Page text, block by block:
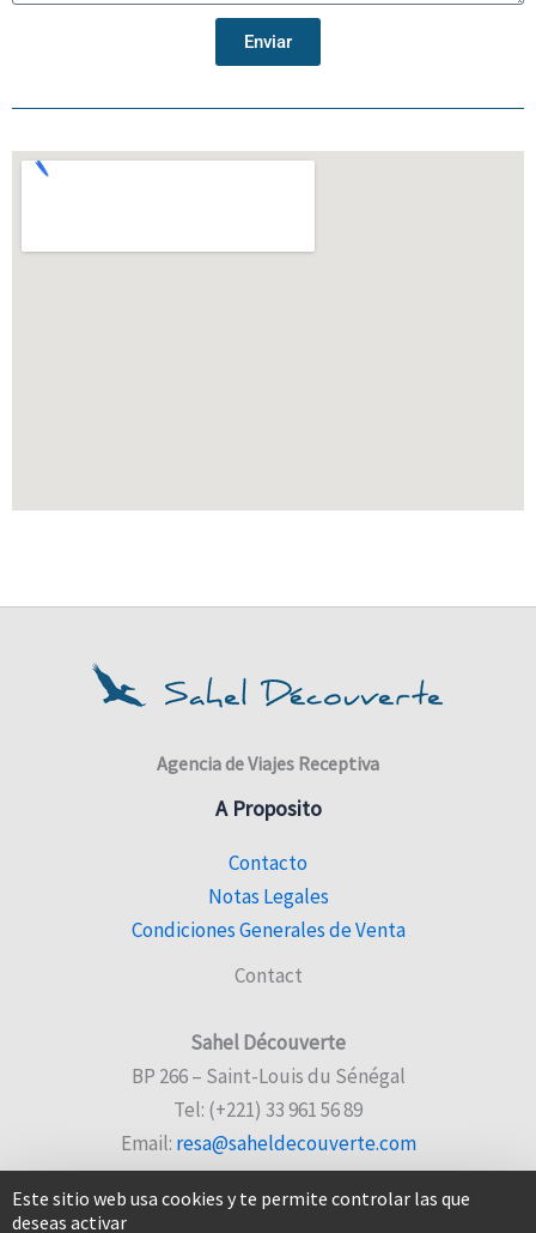
Enviar
Agencia de Viajes Receptiva
A Proposito
Contacto
Notas Legales
Condiciones Generales de Venta
Contact
Sahel Découverte
BP 266 – Saint-Louis du Sénégal
Tel: (+221) 33 961 56 89
Email: resa@saheldecouverte.com
Este sitio web usa cookies y te permite controlar las que
deseas activar